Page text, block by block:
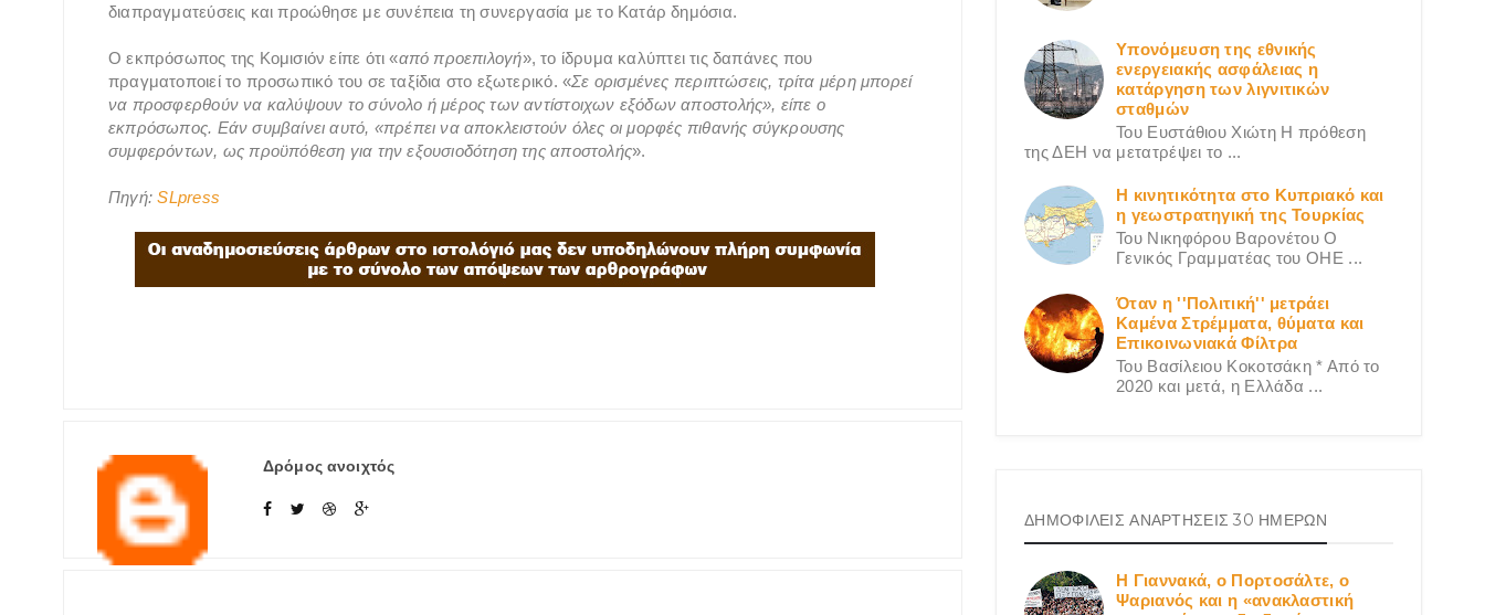
διαπραγματεύσεις και προώθησε με συνέπεια τη συνεργασία με το Κατάρ δημόσια.
Ο εκπρόσωπος της Κομισιόν είπε ότι «από προεπιλογή», το ίδρυμα καλύπτει τις δαπάνες που
πραγματοποιεί το προσωπικό του σε ταξίδια στο εξωτερικό. «Σε ορισμένες περιπτώσεις, τρίτα μέρη μπορεί
να προσφερθούν να καλύψουν το σύνολο ή μέρος των αντίστοιχων εξόδων αποστολής», είπε ο
εκπρόσωπος. Εάν συμβαίνει αυτό, «πρέπει να αποκλειστούν όλες οι μορφές πιθανής σύγκρουσης
συμφερόντων, ως προϋπόθεση για την εξουσιοδότηση της αποστολής».
Πηγή:SLpress
Δρόμος ανοιχτός
Υπονόμευση της εθνικής
ενεργειακής ασφάλειας η
κατάργηση των λιγνιτικών
σταθμών
Του Ευστάθιου Χιώτη Η πρόθεση
της ΔΕΗ να μετατρέψει το ...
Η κινητικότητα στο Κυπριακό και
η γεωστρατηγική της Τουρκίας
Του Νικηφόρου Βαρονέτου Ο
Γενικός Γραμματέας του ΟΗΕ ...
Όταν η ''Πολιτική'' μετράει
Καμένα Στρέμματα, θύματα και
Επικοινωνιακά Φίλτρα
Του Βασίλειου Κοκοτσάκη * Από το
2020 και μετά, η Ελλάδα ...
ΔΗΜΟΦΙΛΕΙΣ ΑΝΑΡΤΗΣΕΙΣ 30 ΗΜΕΡΩΝ
Η Γιαννακά, ο Πορτοσάλτε, ο
Ψαριανός και η «ανακλαστική